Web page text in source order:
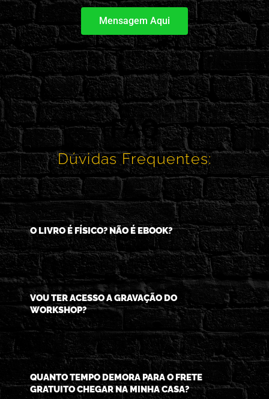
Mensagem Aqui
FAQ
Dúvidas Frequentes:
O LIVRO É FÍSICO? NÃO É EBOOK?
VOU TER ACESSO A GRAVAÇÃO DO
WORKSHOP?
QUANTO TEMPO DEMORA PARA O FRETE
GRATUITO CHEGAR NA MINHA CASA?